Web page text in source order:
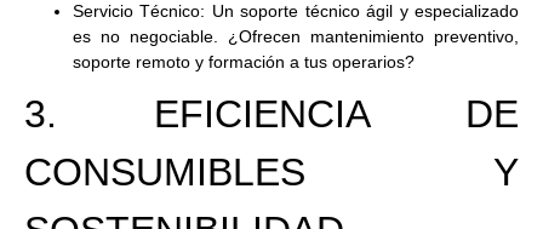
Servicio Técnico: Un soporte técnico ágil y especializado
es no negociable. ¿Ofrecen mantenimiento preventivo,
soporte remoto y formación a tus operarios?
3. EFICIENCIA DE
CONSUMIBLES Y